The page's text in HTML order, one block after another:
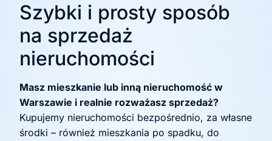
Szybki i prosty sposób
na sprzedaż
nieruchomości
Masz mieszkanie lub inną nieruchomość w
Warszawie i realnie rozważasz sprzedaż?
Kupujemy nieruchomości bezpośrednio, za własne
środki – również mieszkania po spadku, do